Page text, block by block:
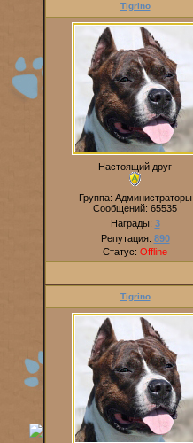
Tigrino
Настоящий друг
Группа: Администраторы
Сообщений: 65535
Награды: 3
Репутация: 890
Статус: Offline
Tigrino